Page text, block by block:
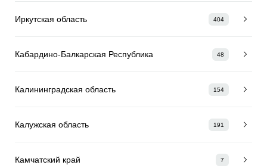
Иркутская область 404
Кабардино-Балкарская Республика 48
Калининградская область 154
Калужская область 191
Камчатский край 7